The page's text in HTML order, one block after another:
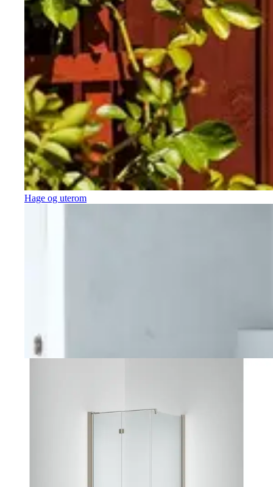
Hage og uterom